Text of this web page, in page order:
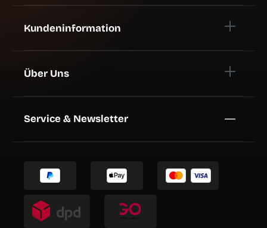
Kundeninformation
Über Uns
Service & Newsletter